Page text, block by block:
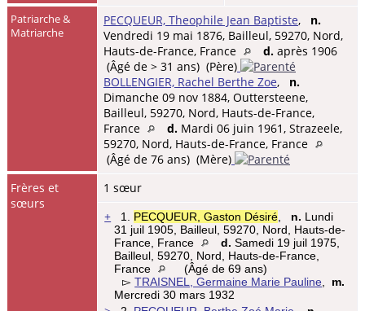
Patriarche &
Matriarche
PECQUEUR, Theophile Jean Baptiste, n.
Vendredi 19 mai 1876, Bailleul, 59270, Nord,
Hauts-de-France, France
d. après 1906
(Âgé de > 31 ans) (Père)
BOLLENGIER, Rachel Berthe Zoe, n.
Dimanche 09 nov 1884, Outtersteene,
Bailleul, 59270, Nord, Hauts-de-France,
France
d. Mardi 06 juin 1961, Strazeele,
59270, Nord, Hauts-de-France, France
(Âgé de 76 ans) (Mère)
Frères et
sœurs
1 sœur
+
1. PECQUEUR, Gaston Désiré n. Lundi
31 juil 1905, Bailleul, 59270, Nord, Hauts-de-
France, France
d. Samedi 19 juil 1975,
Bailleul, 59270, Nord, Hauts-de-France,
France
(Âgé de 69 ans)
▻TRAISNEL, Germaine Marie Pauline
m.
Mercredi 30 mars 1932